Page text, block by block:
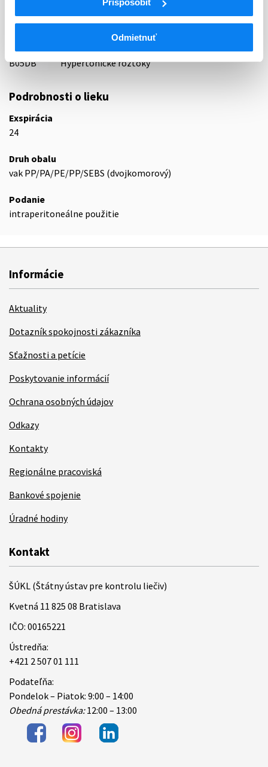
Prispôsobiť
Odmietnuť
KRV A KRVOTVORNÉ ORGÁNY
NÁHRADY KRVI A PERFÚZNE ROZTOKY
B05D
LIEKY NA PERITONEÁLNU DIALÝZU
B05DB
Hypertonické roztoky
Podrobnosti o lieku
Exspirácia
24
Druh obalu
vak PP/PA/PE/PP/SEBS (dvojkomorový)
Podanie
intraperitoneálne použitie
Informácie
Aktuality
Dotazník spokojnosti zákazníka
Sťažnosti a petície
Poskytovanie informácií
Ochrana osobných údajov
Odkazy
Kontakty
Regionálne pracoviská
Bankové spojenie
Úradné hodiny
Kontakt
ŠÚKL (Štátny ústav pre kontrolu liečiv)
Kvetná 11 825 08 Bratislava
IČO: 00165221
Ústredňa:
+421 2 507 01 111
Podateľňa:
Pondelok – Piatok: 9:00 – 14:00
Obedná prestávka:12:00 – 13:00